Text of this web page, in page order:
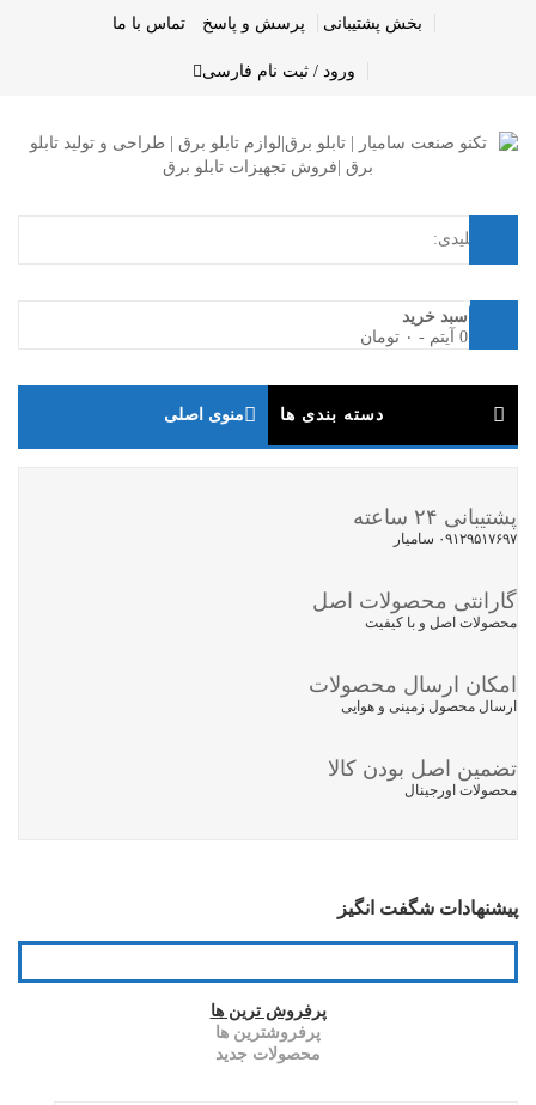
بخش پشتیبانی پرسش و پاسخ تماس با ما
ورود / ثبت نام فارسی
سبد خرید
0 آیتم
- ۰ تومان
0
دسته بندی ها منوی اصلی
پشتیبانی ۲۴ ساعته
۰۹۱۲۹۵۱۷۶۹۷ سامیار
گارانتی محصولات اصل
محصولات اصل و با کیفیت
امکان ارسال محصولات
ارسال محصول زمینی و هوایی
تضمین اصل بودن کالا
محصولات اورجینال
ترین
ها
پرفروشترین
ها
محصولات
پیشنهادات شگفت انگیز
پرفروش ترین ها
پرفروشترین ها
محصولات جدید